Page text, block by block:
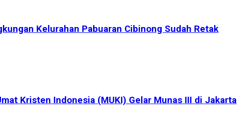
Kelurahan Pabuaran Cibinong Sudah Retak
Kristen Indonesia (MUKI) Gelar Munas III di Jakarta